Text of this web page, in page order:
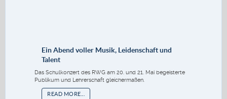
Ein Abend voller Musik, Leidenschaft und
Talent
Das Schulkonzert des RWG am 20. und 21. Mai begeisterte
Publikum und Lehrerschaft gleichermaßen.
READ MORE...